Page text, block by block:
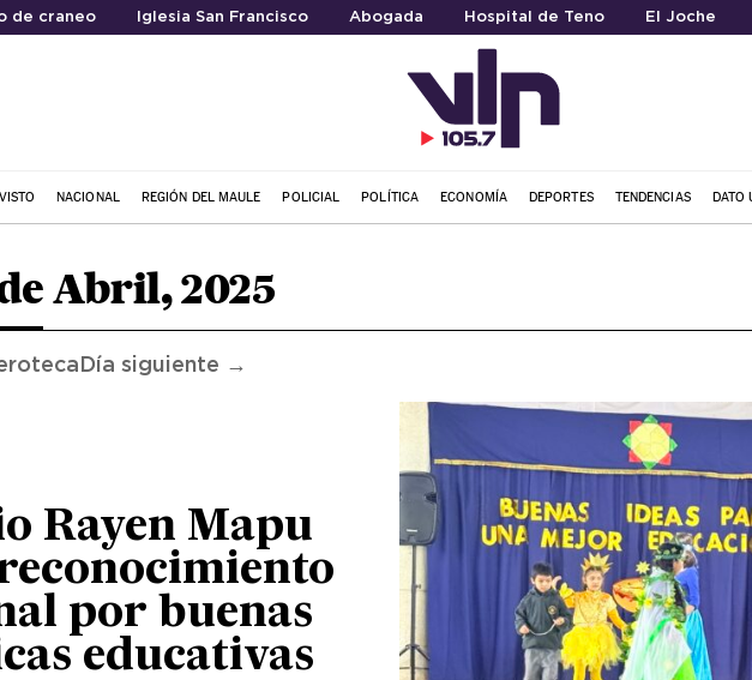
de craneo Iglesia San Francisco Abogada Hospital de Teno El Joche
NACIONAL REGIÓN DEL MAULE POLICIAL POLÍTICA ECONOMÍA DEPORTES TENDENCIAS DATO
Abril, 2025
Día siguiente →
Rayen Mapu
por buenas
educativas